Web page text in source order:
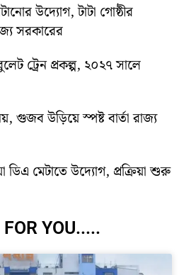
উদ্যোগ, টাটা গোষ্ঠীর
সরকারের
ট্রেন প্রকল্প, ২০২৭ সালে
গুজব উড়িয়ে স্পষ্ট বার্তা রাজ্য
ডিএ মেটাতে উদ্যোগ, প্রক্রিয়া শুরু
YOU.....